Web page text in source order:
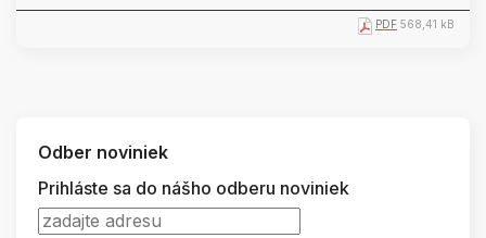
PDF 568,41 kB
Odber noviniek
Prihláste sa do nášho odberu noviniek